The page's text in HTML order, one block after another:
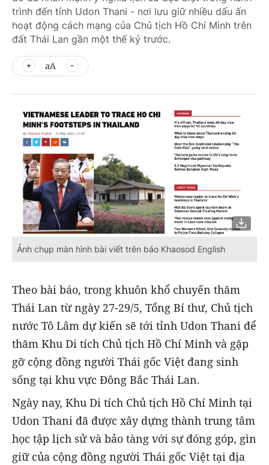
trình đến tỉnh Udon Thani - nơi lưu giữ nhiều dấu ấn
hoạt động cách mạng của Chủ tịch Hồ Chí Minh trên
đất Thái Lan gần một thế kỷ trước.
aA
Ảnh chụp màn hình bài viết trên báo Khaosod English
Theo bài báo, trong khuôn khổ chuyến thăm
Thái Lan từ ngày 27-29/5, Tổng Bí thư, Chủ tịch
nước Tô Lâm dự kiến sẽ tới tỉnh Udon Thani để
thăm Khu Di tích Chủ tịch Hồ Chí Minh và gặp
gỡ cộng đồng người Thái gốc Việt đang sinh
sống tại khu vực Đông Bắc Thái Lan.
Ngày nay, Khu Di tích Chủ tịch Hồ Chí Minh tại
Udon Thani đã được xây dựng thành trung tâm
học tập lịch sử và bảo tàng với sự đóng góp, gìn
giữ của cộng đồng người Thái gốc Việt tại địa